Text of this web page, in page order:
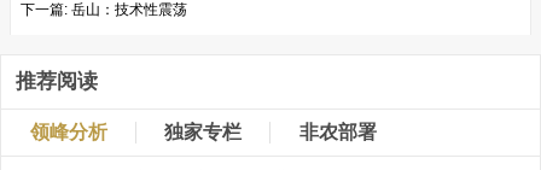
下一篇: 岳山：技术性震荡
推荐阅读
领峰分析 独家专栏 非农部署